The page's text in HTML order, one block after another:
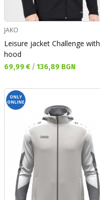
JAKO
Leisure jacket Challenge with
hood
Текуща цена:
69,99 € / 136,89 BGN
ONLY
ONLINE